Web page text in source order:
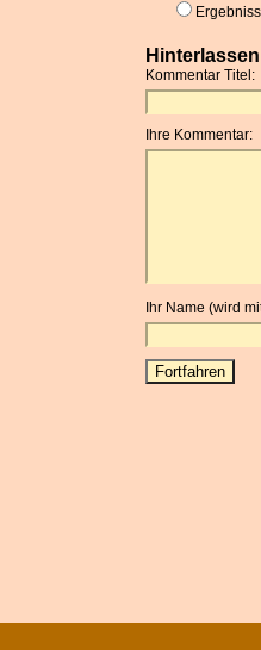
Kommentar Titel:
Ihre Kommentar:
Ihr Name (wird